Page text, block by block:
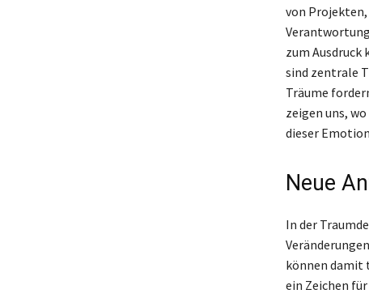
von
zum Ausdruck
sind zentrale
Träume
zeigen uns,
dieser
Neue
In der
können damit
ein Zeichen